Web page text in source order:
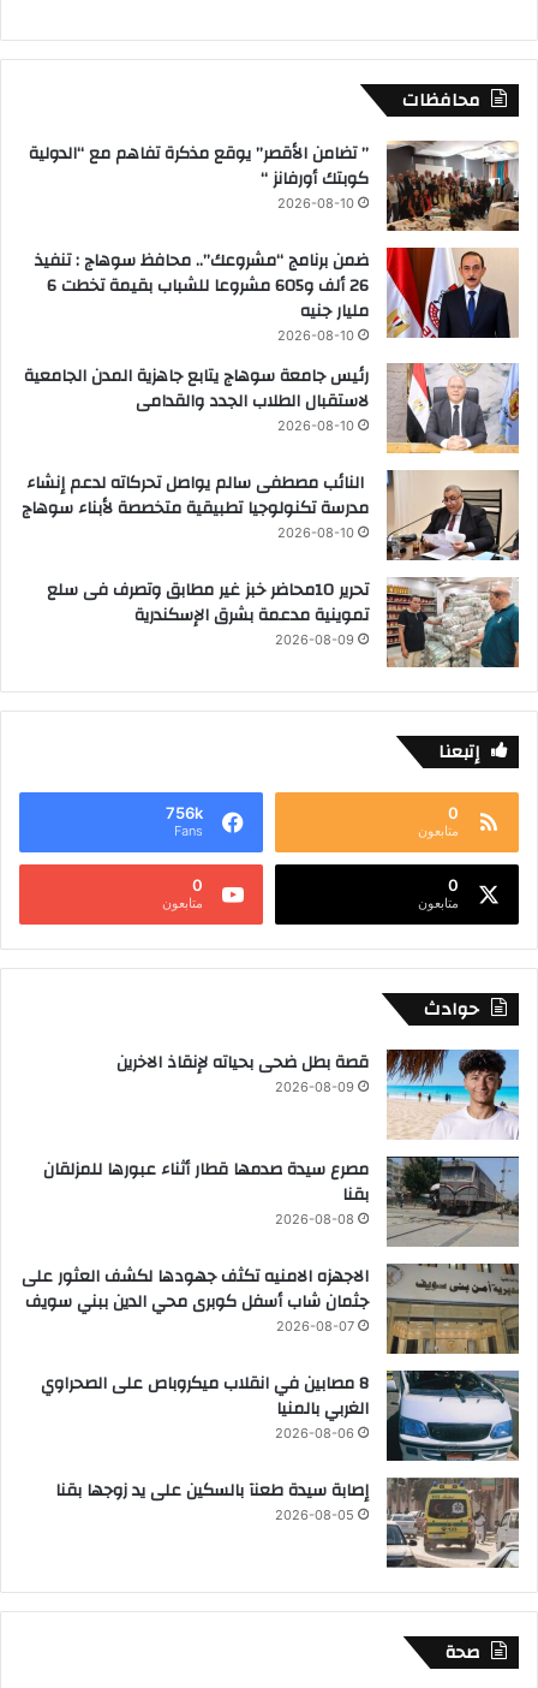
محافظات
” تضامن الأقصر” يوقع مذكرة تفاهم مع “الدولية
كوبتك أورفانز “
2026-08-10
ضمن برنامج “مشروعك”.. محافظ سوهاج : تنفيذ
26 ألف و605 مشروعا للشباب بقيمة تخطت 6
مليار جنيه
2026-08-10
رئيس جامعة سوهاج يتابع جاهزية المدن الجامعية
لاستقبال الطلاب الجدد والقدامى
2026-08-10
النائب مصطفى سالم يواصل تحركاته لدعم إنشاء
مدرسة تكنولوجيا تطبيقية متخصصة لأبناء سوهاج
2026-08-10
تحرير 10محاضر خبز غير مطابق وتصرف فى سلع
تموينية مدعمة بشرق الإسكندرية
2026-08-09
إتبعنا
0
متابعون
756k
Fans
0
متابعون
0
متابعون
حوادث
قصة بطل ضحى بحياته لإنقاذ الاخرين
2026-08-09
مصرع سيدة صدمها قطار أثناء عبورها للمزلقان
بقنا
2026-08-08
الاجهزه الامنيه تكثف جهودها لكشف العثور على
جثمان شاب أسفل كوبرى محي الدين ببني سويف
2026-08-07
8 مصابين في انقلاب ميكروباص على الصحراوي
الغربي بالمنيا
2026-08-06
إصابة سيدة طعنآ بالسكين على يد زوجها بقنا
2026-08-05
صحة